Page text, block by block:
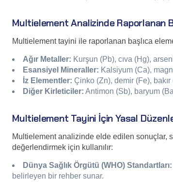
Multielement Analizinde Raporlanan
Multielement tayini ile raporlanan başlıca
Ağır Metaller: Kurşun (Pb), cıva (Hg),
Esansiyel Mineraller: Kalsiyum (Ca),
İz Elementler: Çinko (Zn), demir (Fe),
Diğer Kirleticiler: Antimon (Sb), baryum
Multielement Tayini İçin Yasal
Multielement analizinde elde edilen sonuçlar,
değerlendirmek için kullanılır:
Dünya Sağlık Örgütü (WHO) Standartları:
belirleyen bir rehber sunar.